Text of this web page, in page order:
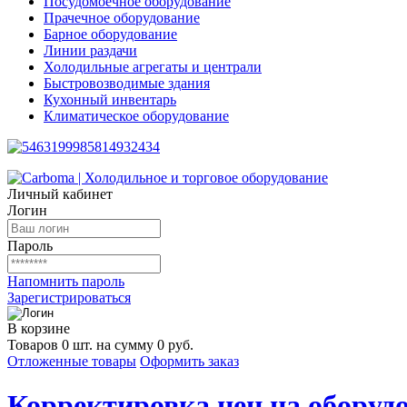
Прачечное оборудование
Барное оборудование
Линии раздачи
Холодильные агрегаты и централи
Быстровозводимые здания
Кухонный инвентарь
Климатическое оборудование
Личный кабинет
Логин
Пароль
Напомнить пароль
Зарегистрироваться
В корзине
Товаров 0 шт. на сумму 0 руб.
Отложенные товары Оформить заказ